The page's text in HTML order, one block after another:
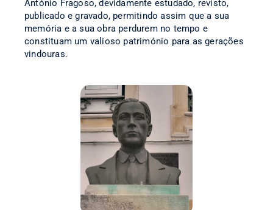
António Fragoso, devidamente estudado, revisto,
publicado e gravado, permitindo assim que a sua
memória e a sua obra perdurem no tempo e
constituam um valioso património para as gerações
vindouras.